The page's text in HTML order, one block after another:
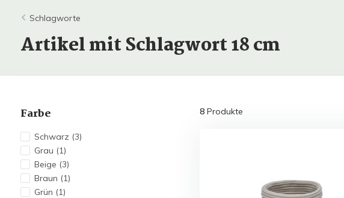
Schlagworte
Artikel mit Schlagwort 18 cm
Farbe
Schwarz (3)
Grau (1)
Beige (3)
Braun (1)
Grün (1)
8Produkte